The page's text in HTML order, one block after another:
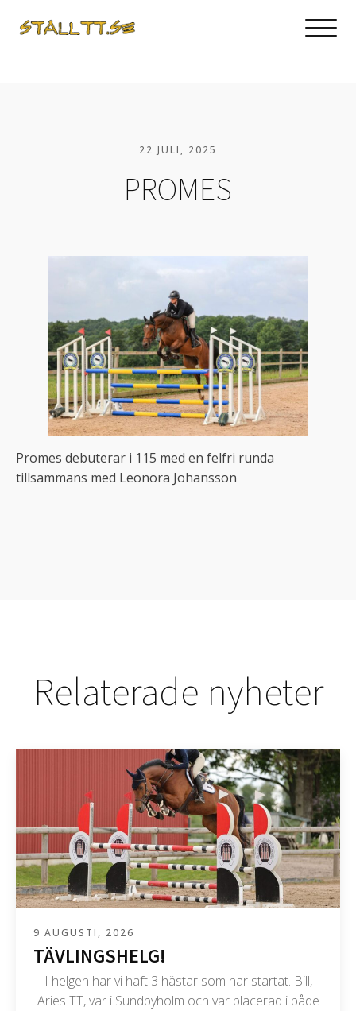
22 JULI, 2025
PROMES
Promes debuterar i 115 med en felfri runda
tillsammans med Leonora Johansson
Relaterade nyheter
9 AUGUSTI, 2026
TÄVLINGSHELG!
I helgen har vi haft 3 hästar som har startat. Bill,
Aries TT, var i Sundbyholm och var placerad i både